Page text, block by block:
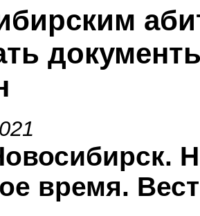
время.